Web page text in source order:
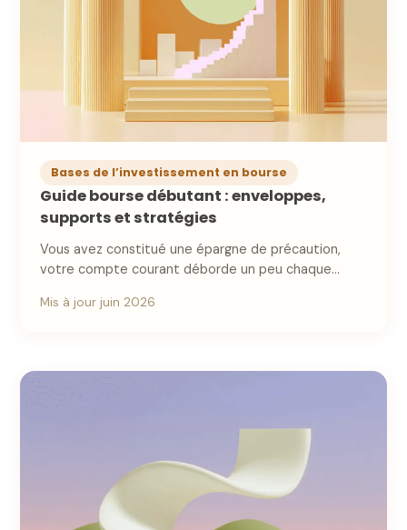
Guide bourse débutant : enveloppes,
supports et stratégies
Bases de l’investissement en bourse
Vous avez constitué une épargne de précaution,
votre compte courant déborde un peu chaque
Mis à jour juin 2026